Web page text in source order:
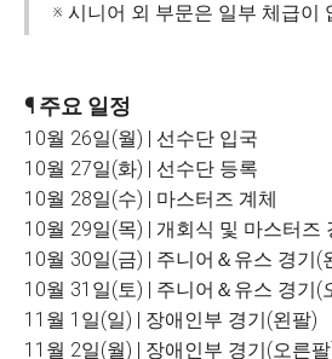
※ 시니어 외 부문은 일부 체급이
¶ 주요 일정
10월 26일(월) | 선수단 입국
10월 27일(화) | 선수단 등록
10월 28일(수) | 마스터즈 계체
10월 29일(목) | 개회식 및 마스터즈
10월 30일(금) | 주니어＆유스 경기(
10월 31일(토) | 주니어＆유스 경기(
11월 1일(일) | 장애인부 경기(왼팔)
11월 2일(월) | 장애인부 경기(오른